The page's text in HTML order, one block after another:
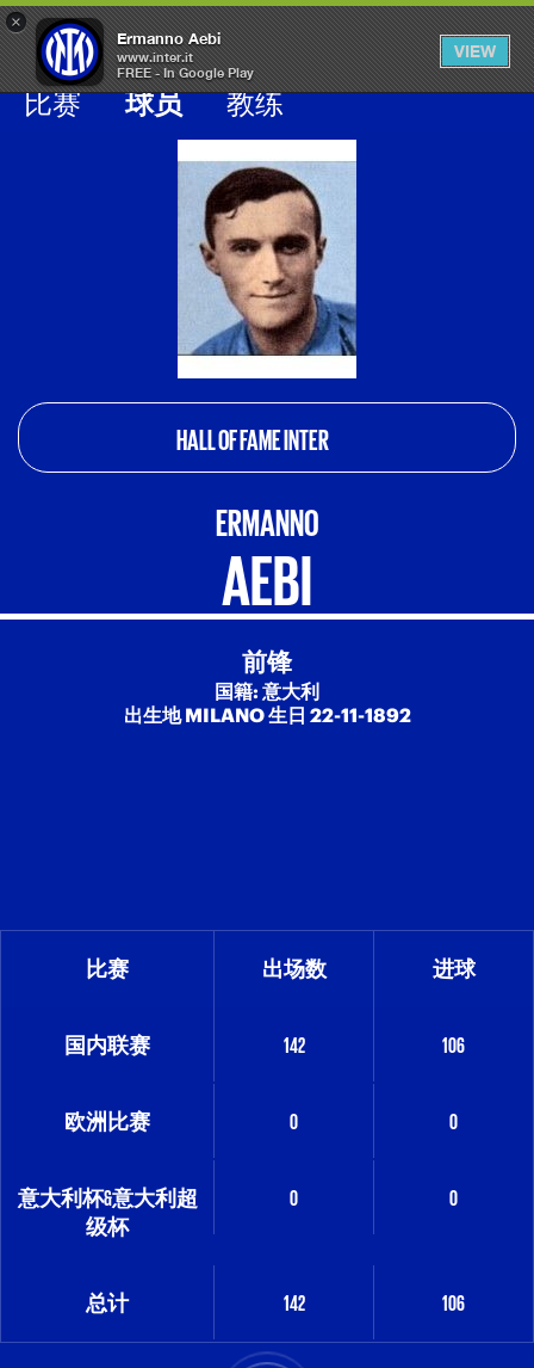
×
Ermanno Aebi
www.inter.it
FREE - In Google Play
VIEW
OPEN
MENU
比赛 球员 教练
Galleria calciatori inter
HALL OF FAME INTER
ERMANNO
AEBI
前锋
国籍: 意大利
出生地 MILANO 生日 22-11-1892
比赛 出场数 进球
国内联赛 142 106
欧洲比赛 0 0
意大利杯&意大利超
级杯
0 0
总计 142 106